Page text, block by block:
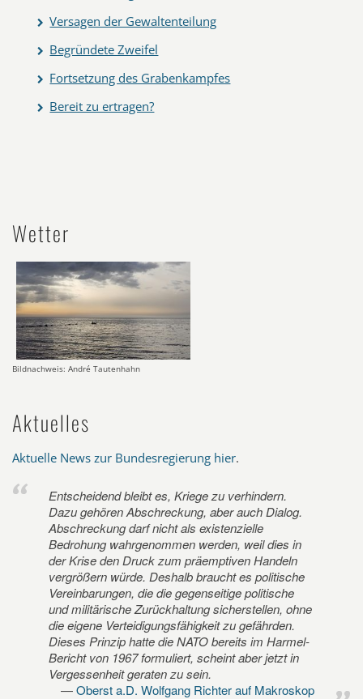
Versagen der Gewaltenteilung
Begründete Zweifel
Fortsetzung des Grabenkampfes
Bereit zu ertragen?
Wetter
Bildnachweis: André Tautenhahn
Aktuelles
Aktuelle News zur Bundesregierung hier.
Entscheidend bleibt es, Kriege zu verhindern.
Dazu gehören Abschreckung, aber auch Dialog.
Abschreckung darf nicht als existenzielle
Bedrohung wahrgenommen werden, weil dies in
der Krise den Druck zum präemptiven Handeln
vergrößern würde. Deshalb braucht es politische
Vereinbarungen, die die gegenseitige politische
und militärische Zurückhaltung sicherstellen, ohne
die eigene Verteidigungsfähigkeit zu gefährden.
Dieses Prinzip hatte die NATO bereits im Harmel-
Bericht von 1967 formuliert, scheint aber jetzt in
Vergessenheit geraten zu sein.
Oberst a.D. Wolfgang Richter auf Makroskop